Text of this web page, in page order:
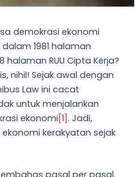
demokrasi ekonomi
1981 halaman
halaman RUU Cipta Kerja?
nihil! Sejak awal dengan
Law ini cacat
untuk menjalankan
ekonomi [1]. Jadi,
kerakyatan sejak
pasal per pasal.